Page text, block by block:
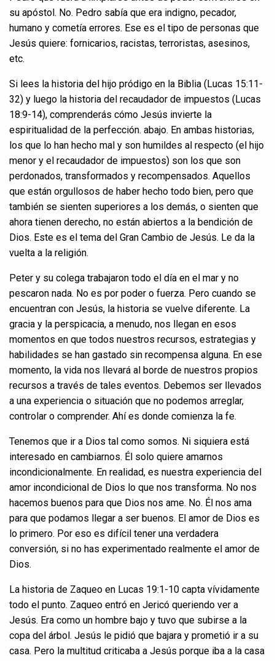
su apóstol. No. Pedro sabía que era indigno, pecador,
humano y cometía errores. Ese es el tipo de personas que
Jesús quiere: fornicarios, racistas, terroristas, asesinos,
etc.
Si lees la historia del hijo pródigo en la Biblia (Lucas 15:11-
32) y luego la historia del recaudador de impuestos (Lucas
18:9-14), comprenderás cómo Jesús invierte la
espiritualidad de la perfección. abajo. En ambas historias,
los que lo han hecho mal y son humildes al respecto (el hijo
menor y el recaudador de impuestos) son los que son
perdonados, transformados y recompensados. Aquellos
que están orgullosos de haber hecho todo bien, pero que
también se sienten superiores a los demás, o sienten que
ahora tienen derecho, no están abiertos a la bendición de
Dios. Este es el tema del Gran Cambio de Jesús. Le da la
vuelta a la religión.
Peter y su colega trabajaron todo el día en el mar y no
pescaron nada. No es por poder o fuerza. Pero cuando se
encuentran con Jesús, la historia se vuelve diferente. La
gracia y la perspicacia, a menudo, nos llegan en esos
momentos en que todos nuestros recursos, estrategias y
habilidades se han gastado sin recompensa alguna. En ese
momento, la vida nos llevará al borde de nuestros propios
recursos a través de tales eventos. Debemos ser llevados
a una experiencia o situación que no podemos arreglar,
controlar o comprender. Ahí es donde comienza la fe.
Tenemos que ir a Dios tal como somos. Ni siquiera está
interesado en cambiarnos. Él solo quiere amarnos
incondicionalmente. En realidad, es nuestra experiencia del
amor incondicional de Dios lo que nos transforma. No nos
hacemos buenos para que Dios nos ame. No. Él nos ama
para que podamos llegar a ser buenos. El amor de Dios es
lo primero. Por eso es difícil tener una verdadera
conversión, si no has experimentado realmente el amor de
Dios.
La historia de Zaqueo en Lucas 19:1-10 capta vívidamente
todo el punto. Zaqueo entró en Jericó queriendo ver a
Jesús. Era como un hombre bajo y tuvo que subirse a la
copa del árbol. Jesús le pidió que bajara y prometió ir a su
casa. Pero la multitud criticaba a Jesús porque iba a la casa